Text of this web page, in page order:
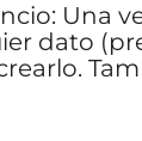
Una
dato